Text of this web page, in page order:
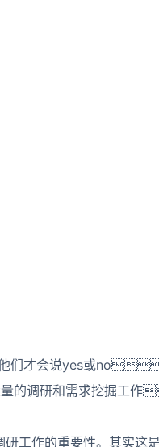
们才会说yes或
调研和需求挖掘工作
作的重要性。其实这是